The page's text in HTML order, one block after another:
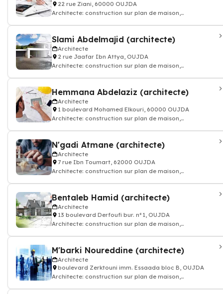
22 rue Ziani, 60000 OUJDA
Architecte: construction sur plan de maison,
Slami Abdelmajid (architecte)
Architecte
2 rue Jaafar Ibn Attya, OUJDA
Architecte: construction sur plan de maison,
Hemmana Abdelaziz (architecte)
Architecte
1 boulevard Mohamed Elkouri, 60000 OUJDA
Architecte: construction sur plan de maison,
N'gadi Atmane (architecte)
Architecte
7 rue Ibn Toumart, 62000 OUJDA
Architecte: construction sur plan de maison,
Bentaleb Hamid (architecte)
Architecte
13 boulevard Derfoufi bur. n°1, OUJDA
Architecte: construction sur plan de maison,
M'barki Noureddine (architecte)
Architecte
boulevard Zerktouni imm. Essaada bloc B, OUJDA
Architecte: construction sur plan de maison,